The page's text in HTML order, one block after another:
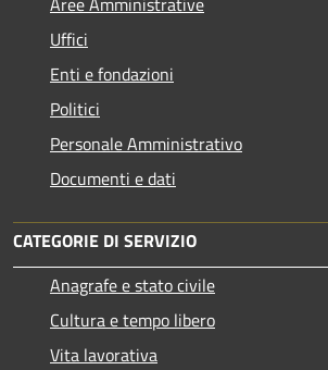
Uffici
Enti e fondazioni
Politici
Personale Amministrativo
Documenti e dati
CATEGORIE DI SERVIZIO
Anagrafe e stato civile
Cultura e tempo libero
Vita lavorativa